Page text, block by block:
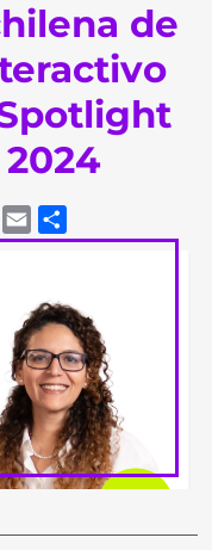
de
WhatsApp
Twitter